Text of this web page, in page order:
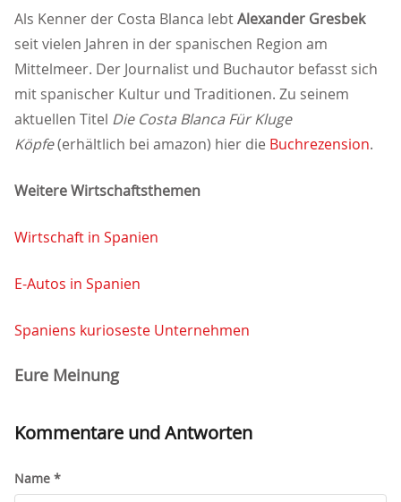
Als Kenner der Costa Blanca lebtAlexander Gresbek
seit vielen Jahren in der spanischen Region am
Mittelmeer. Der Journalist und Buchautor befasst sich
mit spanischer Kultur und Traditionen. Zu seinem
aktuellen Titel Die Costa Blanca Für Kluge
Köpfe(erhältlich bei amazon) hier die Buchrezension.
Weitere Wirtschaftsthemen
Wirtschaft in Spanien
E-Autos in Spanien
Spaniens kurioseste Unternehmen
Eure Meinung
Kommentare und Antworten
Name *